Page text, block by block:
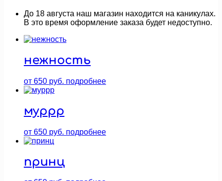
До 18 августа наш магазин находится на каникулах.
В это время оформление заказа будет недоступно.
нежность
от 650 руб. подробнее
муррр
от 650 руб. подробнее
принц